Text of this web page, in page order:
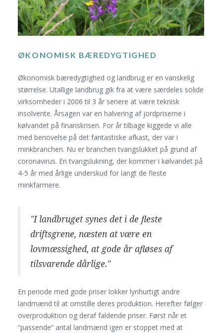
ØKONOMISK BÆREDYGTIGHED
Økonomisk bæredygtighed og landbrug er en vanskelig
størrelse. Utallige landbrug gik fra at være særdeles solide
virksomheder i 2006 til 3 år senere at være teknisk
insolvente. Årsagen var en halvering af jordpriserne i
kølvandet på finanskrisen. For år tilbage kiggede vi alle
med benovelse på det fantastiske afkast, der var i
minkbranchen. Nu er branchen tvangslukket på grund af
coronavirus. En tvangslukning, der kommer i kølvandet på
4-5 år med årlige underskud for langt de fleste
minkfarmere.
"I landbruget synes det i de fleste
driftsgrene, næsten at være en
lovmæssighed, at gode år afløses af
tilsvarende dårlige."
En periode med gode priser lokker lynhurtigt andre
landmænd til at omstille deres produktion. Herefter følger
overproduktion og deraf faldende priser. Først når et
”passende” antal landmænd igen er stoppet med at